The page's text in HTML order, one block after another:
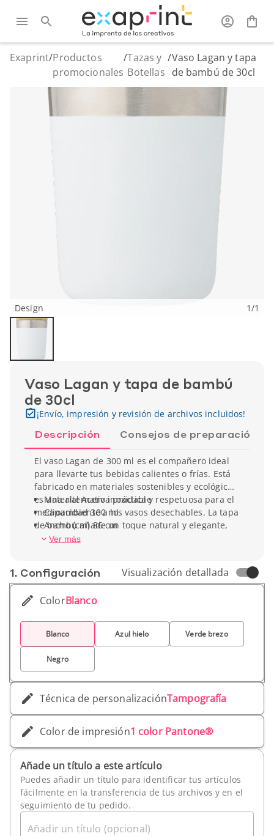
Exaprint/Productos
promocionales
/Tazas y
Botellas
/Vaso Lagan y tapa
de bambú de 30cl
Design 1/1
Vaso Lagan y tapa de bambú
de 30cl
¡Envío, impresión y revisión de archivos incluidos!
Descripción Consejos de preparación
El vaso Lagan de 300 ml es el compañero ideal
para llevarte tus bebidas calientes o frías. Está
fabricado en materiales sostenibles y ecológicos,
es una alternativa práctica y respetuosa para el
medioambiente a los vasos desechables. La tapa
de bambú añade un toque natural y elegante,
tiene mucha capacidad que te permite saborear
convertirá en un soporte de comunicación
Material Acero inoxidable
Capacidad 300 ml
Ancho (cm) 86 cm
Alto (cm) 114 cm
Ver más
1. Conf­iguración Visualización detallada
ColorBlanco
Blanco Azul hielo Verde brezo
Negro
Técnica de personalizaciónTampografía
Color de impresión1 color Pantone®
Añade un título a este artículo
Puedes añadir un título para identificar tus artículos
fácilmente en la transferencia de tus archivos y en el
seguimiento de tu pedido.
Añadir un título (opcional)